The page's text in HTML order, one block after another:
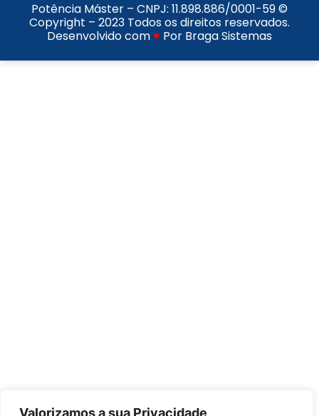
Valorizamos a sua Privacidade
Potência Máster – CNPJ: 11.898.886/0001-59©
Copyright – 2023 Todos os direitos reservados.
Desenvolvido com♥ Por Braga Sistemas